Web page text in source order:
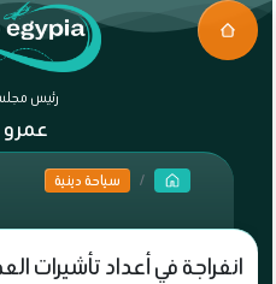
رئيس
عمرو
سياحة دينية
انفراجة في أعداد تأشيرات